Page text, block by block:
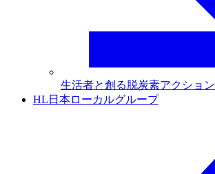
生活者と創る脱炭素アクション
HL日本ローカルグループ